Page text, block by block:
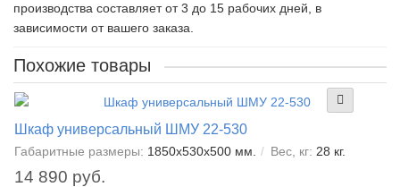
производства составляет от 3 до 15 рабочих дней, в
зависимости от вашего заказа.
Похожие товары
Шкаф универсальный ШМУ 22-530
Габаритные размеры: 1850x530x500 мм. Вес, кг: 28 кг.
14 890 руб.